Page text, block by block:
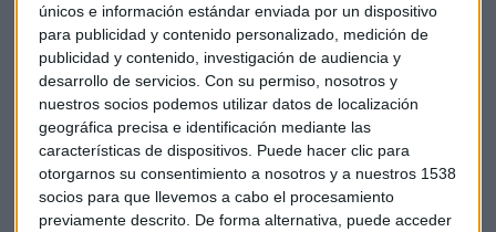
únicos e información estándar enviada por un dispositivo
para publicidad y contenido personalizado, medición de
publicidad y contenido, investigación de audiencia y
desarrollo de servicios. Con su permiso, nosotros y
nuestros socios podemos utilizar datos de localización
geográfica precisa e identificación mediante las
características de dispositivos. Puede hacer clic para
otorgarnos su consentimiento a nosotros y a nuestros 1538
socios para que llevemos a cabo el procesamiento
previamente descrito. De forma alternativa, puede acceder
Iturralde cree que “las medidas que adaptan lospolíticos
favorecen a las eléctricas dando la imagen contraria. Con el
tiempo todo queda en nada. Cuando pase el tiempo, los
valores suben de forma significativa. Lo más probable es
que finalmente se suavizan las medidas y las eléctricas
avanzan”. No es momento ahora de entrar en las eléctricas
y espera que después suban una vez se suavicen las
medidas.